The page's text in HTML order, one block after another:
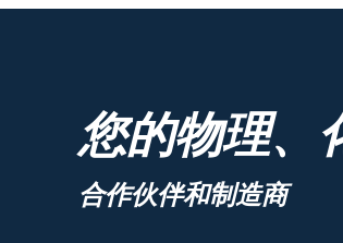
您的物理、
合作伙伴和制造商